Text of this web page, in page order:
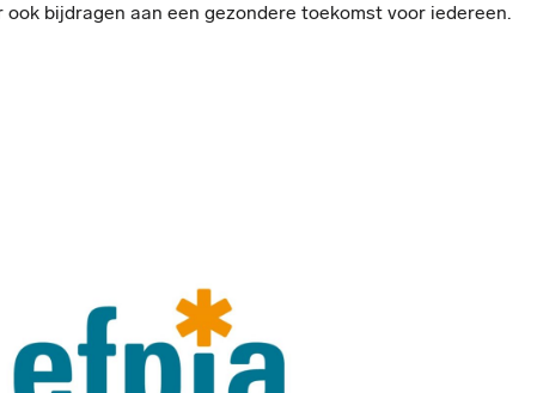
bijdragen aan een gezondere toekomst voor iedereen.